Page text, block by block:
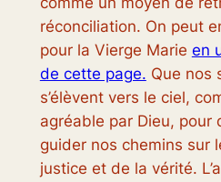
réconciliation. On peut
pour la Vierge Marie en
de cette page. Que nos
s’élèvent vers le ciel,
agréable par Dieu, pour
guider nos chemins sur
justice et de la vérité.